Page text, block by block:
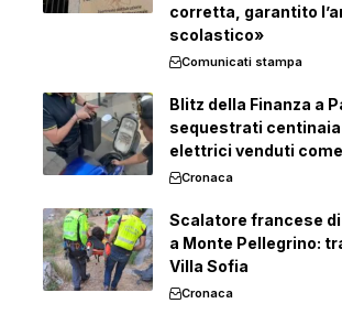
corretta, garantito
scolastico»
Comunicati stampa
Blitz della Finanza a
sequestrati
elettrici venduti
Cronaca
Scalatore francese
a Monte Pellegrino:
Villa Sofia
Cronaca